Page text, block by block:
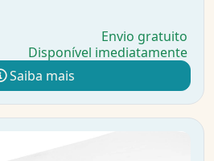
Envio gratuito
Disponível imediatamente
Saiba mais